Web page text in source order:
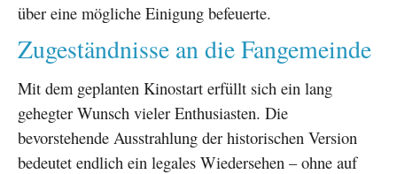
über eine mögliche Einigung befeuerte.
Zugeständnisse an die Fangemeinde
Mit dem geplanten Kinostart erfüllt sich ein lang
gehegter Wunsch vieler Enthusiasten. Die
bevorstehende Ausstrahlung der historischen Version
bedeutet endlich ein legales Wiedersehen – ohne auf